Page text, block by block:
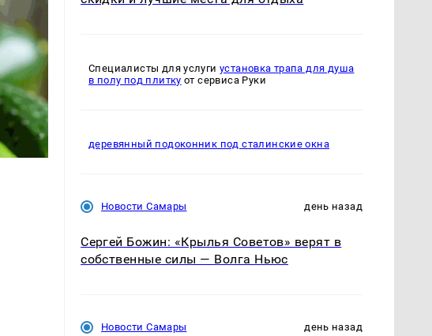
Специалисты для услугиустановка трапа для душа
в полу под плитку от сервиса Руки
деревянный подоконник под сталинские окна
Новости Самары день назад
Сергей Божин: «Крылья Советов» верят в
собственные силы — Волга Ньюс
Новости Самары день назад